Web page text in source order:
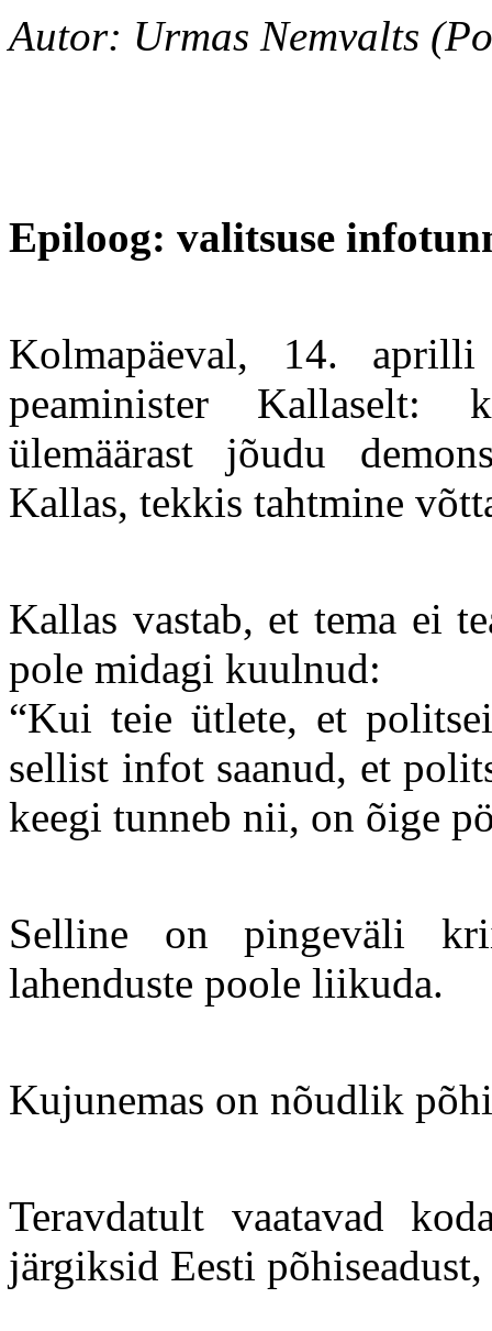
Autor: Urmas Nemvalts
Epiloog: valitsuse
Kolmapäeval, 14.
peaminister Kallaselt:
ülemäärast jõudu
Kallas, tekkis tahtmine
Kallas vastab, et tema ei
pole midagi kuulnud:
“Kui teie ütlete, et
sellist infot saanud, et
keegi tunneb nii, on õige
Selline on pingeväli
lahenduste poole liikuda.
Kujunemas on nõudlik
Teravdatult vaatavad
järgiksid Eesti